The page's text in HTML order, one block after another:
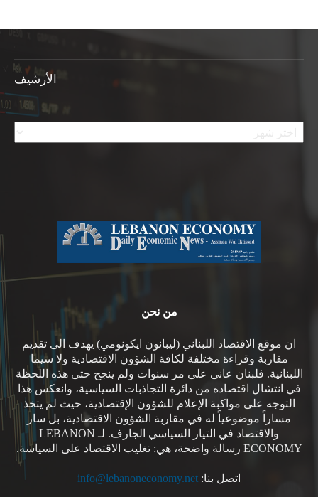
الأرشيف
الأرشيف
من نحن
ان موقع الاقتصاد اللبناني (ليبانون ايكونومي) يهدف الى تقديم
مقاربة وقراءة مختلفة لكافة الشؤون الاقتصادية ولا سيما
اللبنانية. فلبنان عانى على مر سنوات ولم ينجح حتى هذه اللحظة
في انتشال اقتصاده من دائرة التجاذبات السياسية، وانعكس هذا
التوجه على مواكبة الإعلام للشؤون الإقتصادية، حيث لم يتخذ
مساراً موضوعياً له في مقاربة الشؤون الاقتصادية، بل سار
والاقتصاد في التيار السياسي الجارف. لـ LEBANON
ECONOMY رسالة واضحة، هي: تغليب الاقتصاد على السياسة.
اتصل بنا: info@lebanoneconomy.net